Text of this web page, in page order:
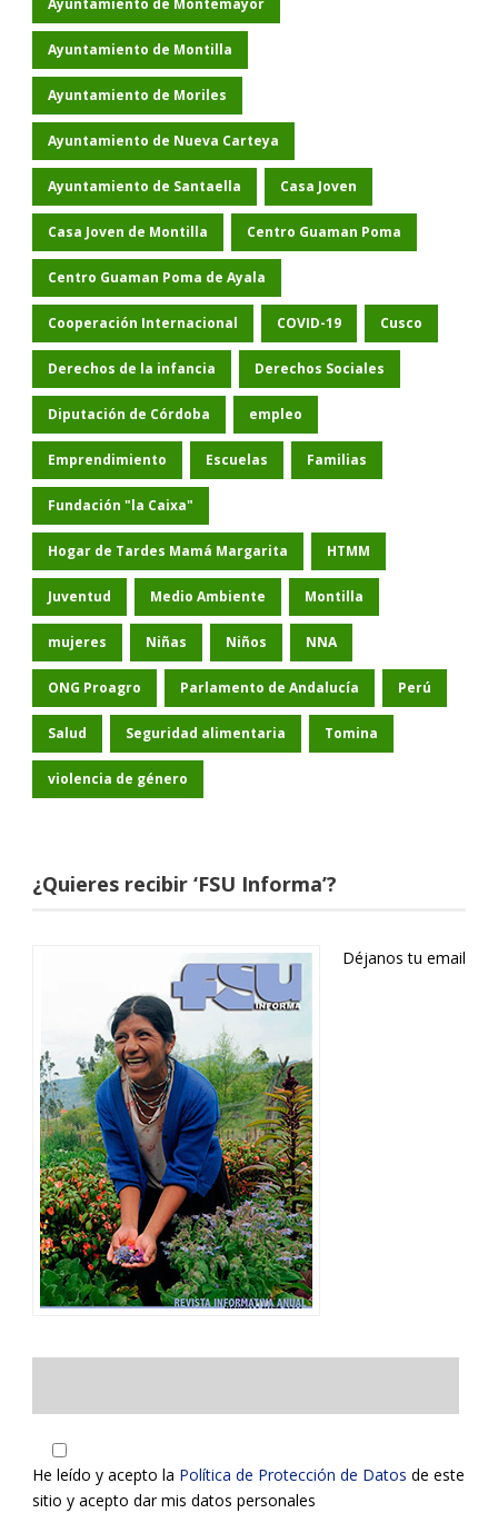
Ayuntamiento de Montilla
Ayuntamiento de Moriles
Ayuntamiento de Nueva Carteya
Ayuntamiento de Santaella Casa Joven
Casa Joven de Montilla Centro Guaman Poma
Centro Guaman Poma de Ayala
Cooperación Internacional COVID-19 Cusco
Derechos de la infancia Derechos Sociales
Diputación de Córdoba empleo
Emprendimiento Escuelas Familias
Fundación "la Caixa"
Hogar de Tardes Mamá Margarita HTMM
Juventud Medio Ambiente Montilla
mujeres Niñas Niños NNA
ONG Proagro Parlamento de Andalucía Perú
Salud Seguridad alimentaria Tomina
violencia de género
¿Quieres recibir ‘FSU Informa’?
Déjanos tu email
He leído y acepto la Política de Protección de Datos de este
sitio y acepto dar mis datos personales